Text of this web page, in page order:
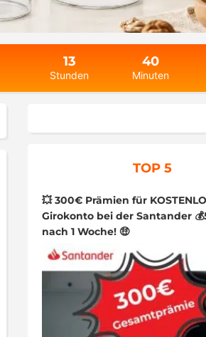
13
Stunden
40
Minuten
TOP 5
💥 300€ Prämien für
Girokonto bei der Santander
nach 1 Woche! 🤑